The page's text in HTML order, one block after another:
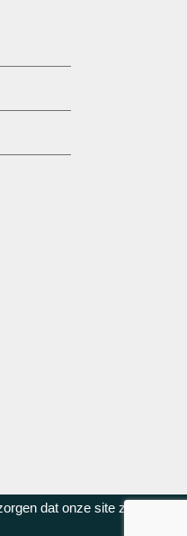
dat onze site zo soepel